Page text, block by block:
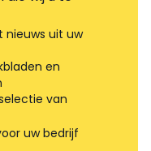
nieuws uit uw
en
van
uw bedrijf